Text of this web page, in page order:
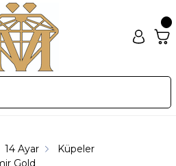
14 Ayar
Küpeler
Gold